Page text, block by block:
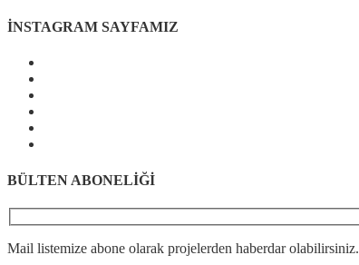
İNSTAGRAM SAYFAMIZ
BÜLTEN ABONELİĞİ
Mail listemize abone olarak projelerden haberdar olabilirsiniz.